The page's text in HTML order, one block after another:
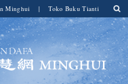
Minghui | Toko Buku Tianti